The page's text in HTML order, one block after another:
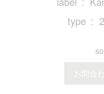
type
お問合